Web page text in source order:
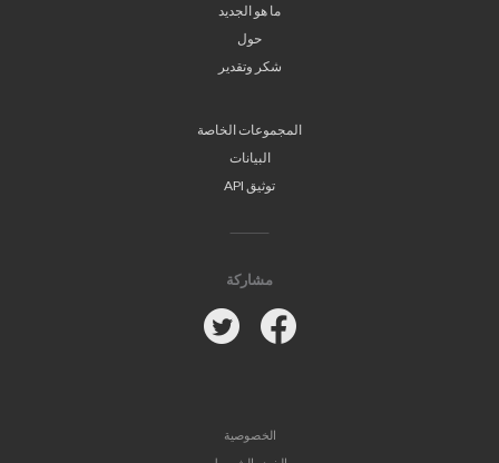
ما هو الجديد
حول
شكر وتقدير
المجموعات الخاصة
البيانات
توثيق API
مشاركة
Facebook
الخصوصية